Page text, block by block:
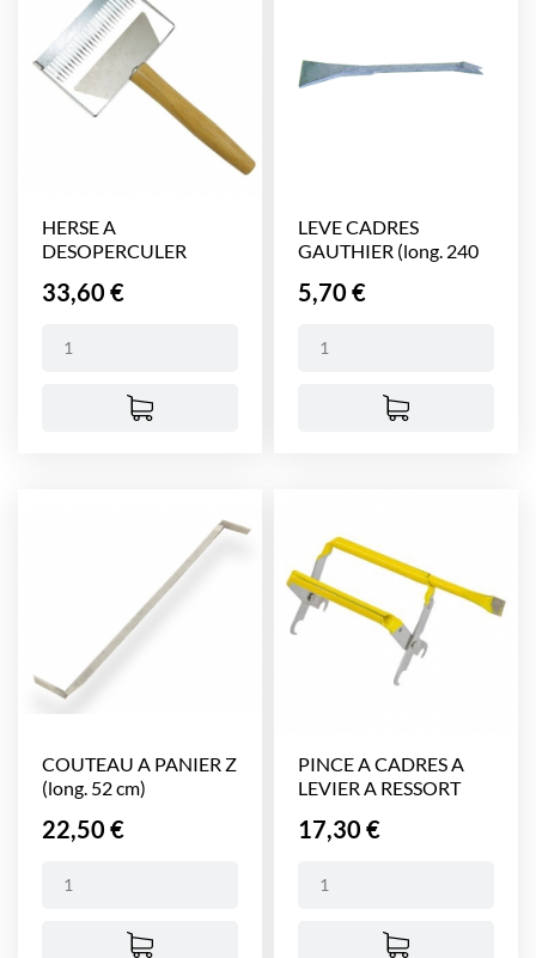
HERSE A
DESOPERCULER
INOX
Prix
33,60 €
LEVE CADRES
GAUTHIER (long. 240
Prix
5,70 €
COUTEAU A PANIER Z
(long. 52 cm)
Prix
22,50 €
PINCE A CADRES A
LEVIER A RESSORT
Prix
17,30 €